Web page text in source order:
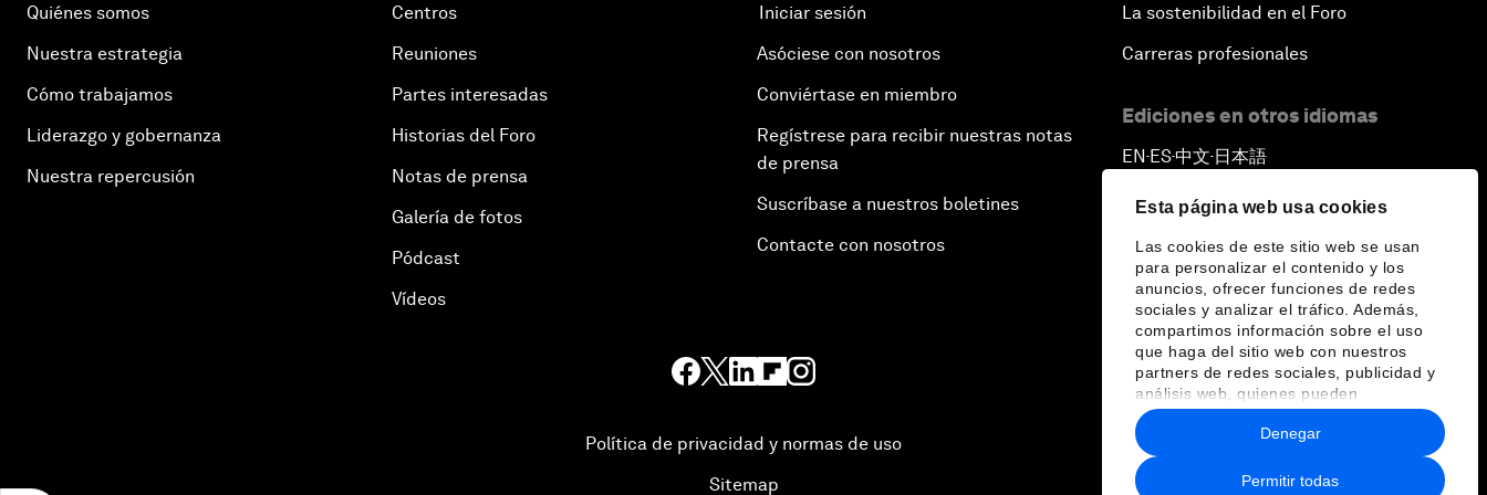
Esta página web usa cookies
Las cookies de este sitio web se usan
para personalizar el contenido y los
anuncios, ofrecer funciones de redes
sociales y analizar el tráfico. Además,
compartimos información sobre el uso
que haga del sitio web con nuestros
partners de redes sociales, publicidad y
análisis web, quienes pueden
combinarla con otra información que les
haya proporcionado o que hayan
recopilado a partir del uso que haya
hecho de sus servicios.
Permitir todas
Denegar
Quiénes somos
Nuestra estrategia
Cómo trabajamos
Liderazgo y gobernanza
Nuestra repercusión
Centros
Reuniones
Partes interesadas
Historias del Foro
Notas de prensa
Galería de fotos
Pódcast
Vídeos
Iniciar sesión
Asóciese con nosotros
Conviértase en miembro
Regístrese para recibir nuestras notas
de prensa
Suscríbase a nuestros boletines
Contacte con nosotros
La sostenibilidad en el Foro
Carreras profesionales
Ediciones en otros idiomas
EN ▪ ES▪中文▪ 日本語
Política de privacidad y normas de uso
Sitemap